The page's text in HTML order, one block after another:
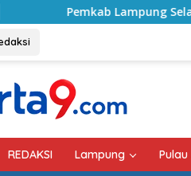
Selatan Mulai Tangani Jalan
REDAKSI Lampung